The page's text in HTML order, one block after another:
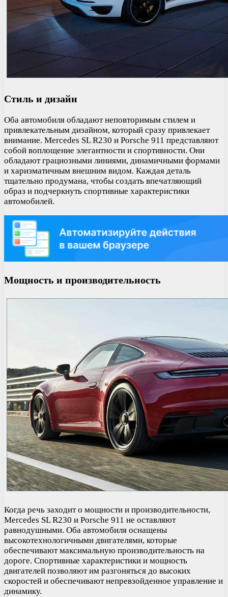
Стиль и дизайн
Оба автомобиля обладают неповторимым стилем и
привлекательным дизайном, который сразу привлекает
внимание. Mercedes SL R230 и Porsche 911 представляют
собой воплощение элегантности и спортивности. Они
обладают грациозными линиями, динамичными формами
и харизматичным внешним видом. Каждая деталь
тщательно продумана, чтобы создать впечатляющий
образ и подчеркнуть спортивные характеристики
автомобилей.
Мощность и производительность
Когда речь заходит о мощности и производительности,
Mercedes SL R230 и Porsche 911 не оставляют
равнодушными. Оба автомобиля оснащены
высокотехнологичными двигателями, которые
обеспечивают максимальную производительность на
дороге. Спортивные характеристики и мощность
двигателей позволяют им разгоняться до высоких
скоростей и обеспечивают непревзойденное управление и
динамику.